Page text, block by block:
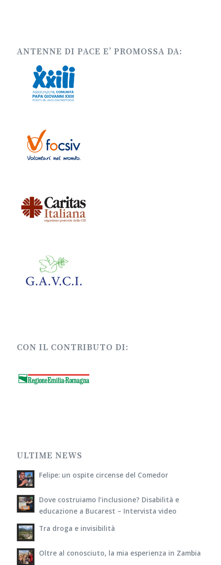
ANTENNE DI PACE E’ PROMOSSA DA:
CON IL CONTRIBUTO DI:
ULTIME NEWS
Felipe: un ospite circense del Comedor
Dove costruiamo l’inclusione? Disabilità e
educazione a Bucarest – Intervista video
Tra droga e invisibilità
Oltre al conosciuto, la mia esperienza in Zambia